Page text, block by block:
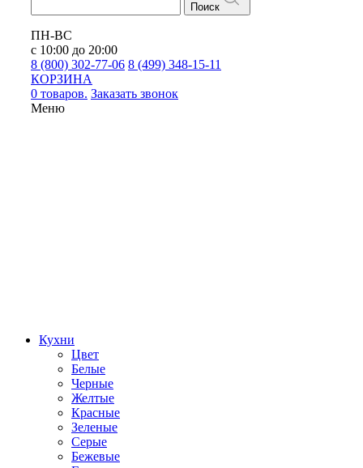
Поиск
ПН-ВС
с 10:00 до 20:00
8 (800) 302-77-06 8 (499) 348-15-11
КОРЗИНА
0 товаров. Заказать звонок
Меню
Кухни
Цвет
Белые
Черные
Желтые
Красные
Зеленые
Серые
Бежевые